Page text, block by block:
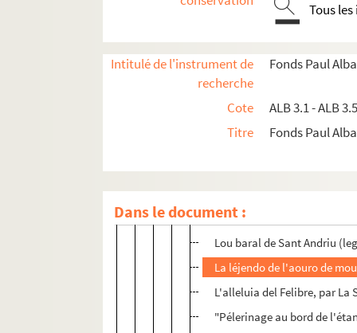
Tous
Intitulé de l'instrument de
recherche
Fonds Paul
Cote
ALB 3.1 - ALB
Titre
Fonds Paul
Dans le document :
L'inventeur du
L'association "La Cigalo narbouneso"
ALB 3.13. Documents administratifs
Jeux floraux de la Cigalo narbouneso
ALB 3.14. Jeux floraux (1912-1913)
Excelsior
Lou baral de Sant Andriu
La léjendo de l'aouro de
L'alleluia del Felibre, par La
"Pélerinage au bord de